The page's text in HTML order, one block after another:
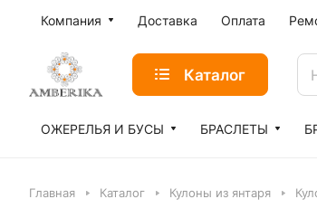
Компания Доставка Оплата
Каталог
ОЖЕРЕЛЬЯ И БУСЫ БРАСЛЕТЫ
Главная Каталог Кулоны из янтаря